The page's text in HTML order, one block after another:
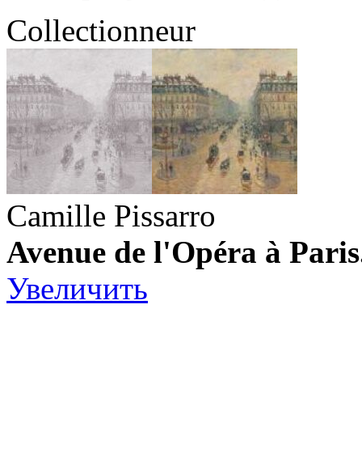
Collectionneur
Camille Pissarro
Avenue de l'Opéra à
Увеличить